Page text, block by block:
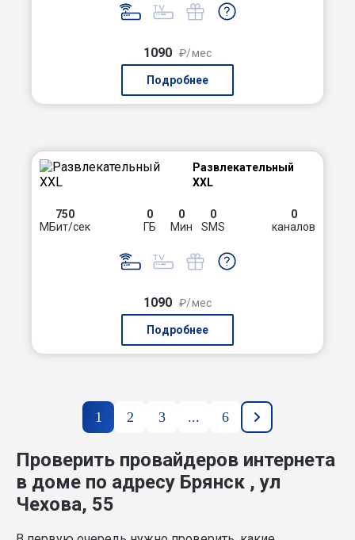
1090 ₽/мес
Подробнее
Развлекательный
XXL
750
МБит/сек
0
ГБ
0
Мин
0
SMS
0
каналов
1090 ₽/мес
Подробнее
1 2 3 ... 6
Проверить провайдеров интернета
в доме по адресу Брянск , ул
Чехова, 55